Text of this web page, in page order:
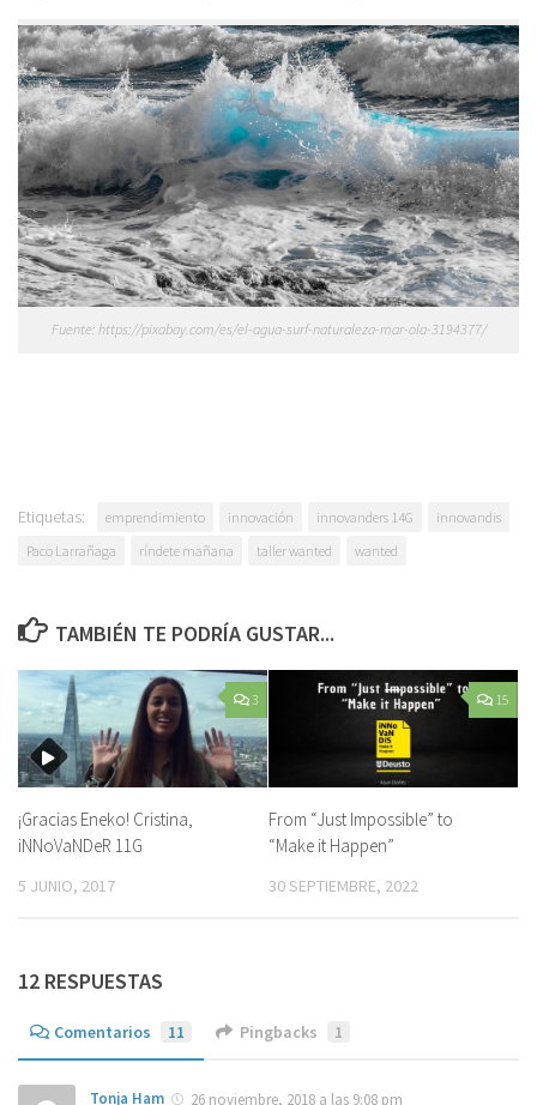
Fuente: https://pixabay.com/es/el-agua-surf-naturaleza-mar-ola-3194377/
Etiquetas: emprendimiento innovación innovanders 14G
innovandis
Paco Larrañaga
ríndete mañana taller wanted wanted
TAMBIÉN TE PODRÍA GUSTAR...
3
¡Gracias Eneko! Cristina,
iNNoVaNDeR 11G
5 JUNIO, 2017
15
From “Just Impossible” to
“Make it Happen”
30 SEPTIEMBRE, 2022
12 RESPUESTAS
Comentarios 11 Pingbacks 1
Tonja Ham
26 noviembre, 2018 a las 9:08 pm